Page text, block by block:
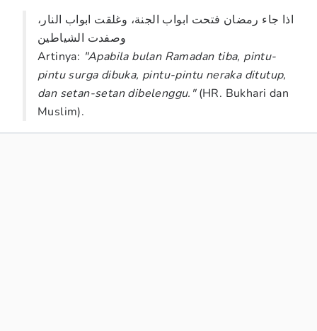
اذا جاء رمضان فتحت ابواب الجنة، وغلقت ابواب النار،
وصفدت الشياطين
Artinya: "Apabila bulan Ramadan tiba, pintu-
pintu surga dibuka, pintu-pintu neraka ditutup,
dan setan-setan dibelenggu."(HR. Bukhari dan
Muslim).